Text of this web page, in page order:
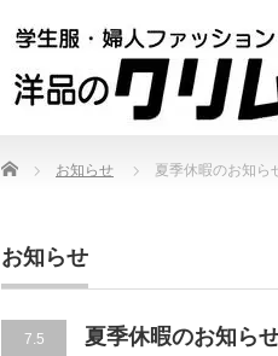
Home お知らせ 夏季休暇のお知ら
お知らせ
7.5
夏季休暇のお知ら